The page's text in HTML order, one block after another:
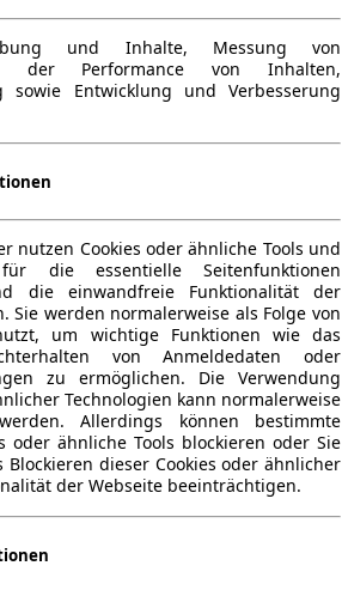
und Inhalte, Messung von
der Performance von Inhalten,
sowie Entwicklung und Verbesserung
nutzen Cookies oder ähnliche Tools und
die essentielle Seitenfunktionen
die einwandfreie Funktionalität der
Sie werden normalerweise als Folge von
um wichtige Funktionen wie das
von Anmeldedaten oder
zu ermöglichen. Die Verwendung
Technologien kann normalerweise
Allerdings können bestimmte
oder ähnliche Tools blockieren oder Sie
Blockieren dieser Cookies oder ähnlicher
der Webseite beeinträchtigen.